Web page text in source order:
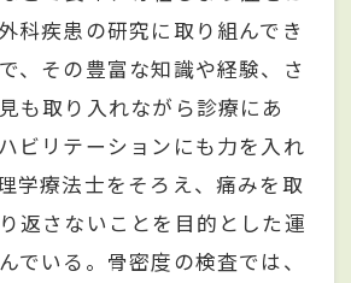
科疾患の研究に取り組んでき
、その豊富な知識や経験、さ
も取り入れながら診療にあ
ビリテーションにも力を入れ
学療法士をそろえ、痛みを取
返さないことを目的とした運
でいる。骨密度の検査では、